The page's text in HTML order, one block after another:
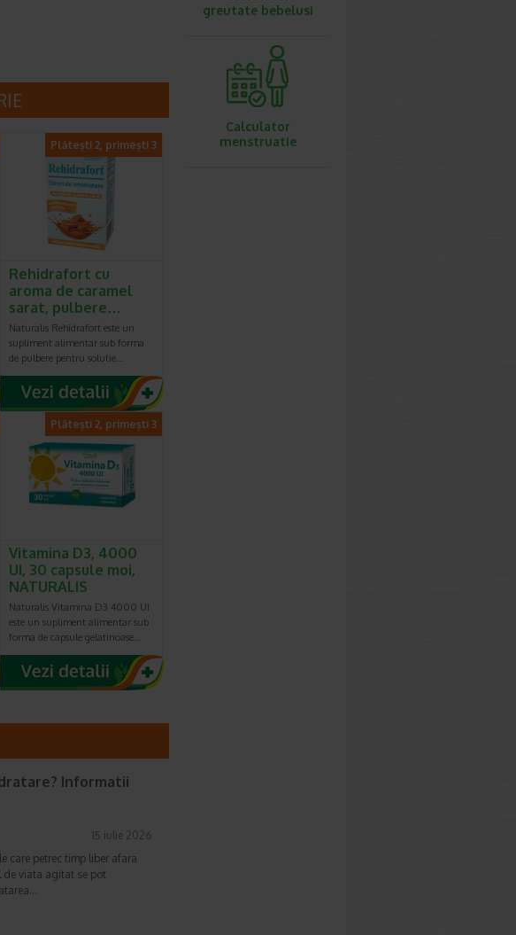
Plătești 2, primești 3
Rehidrafort cu
aroma de caramel
sarat, pulbere…
Naturalis Rehidrafort este un
supliment alimentar sub forma
de pulbere pentru solutie…
Plătești 2, primești 3
Vitamina D3, 4000
UI, 30 capsule moi,
NATURALIS
Naturalis Vitamina D3 4000 UI
este un supliment alimentar sub
forma de capsule gelatinoase…
Informatii
15 iulie 2026
care petrec timp liber afara
de viata agitat se pot
greutate bebelusi
Calculator
menstruatie